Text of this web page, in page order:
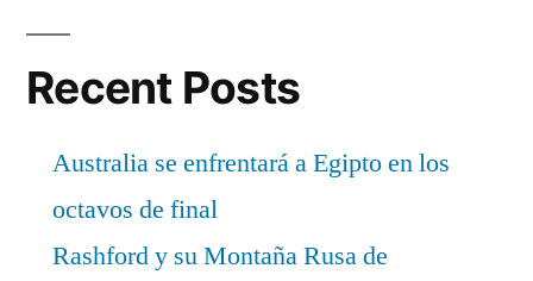
Recent Posts
Australia se enfrentará a Egipto en los
octavos de final
Rashford y su Montaña Rusa de